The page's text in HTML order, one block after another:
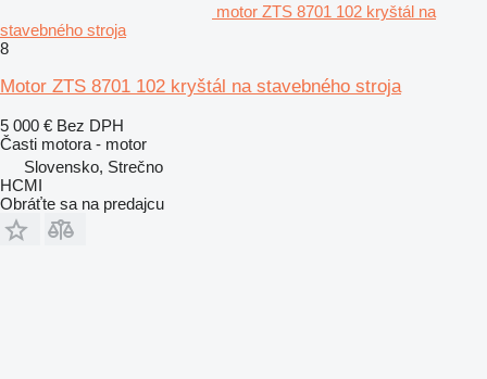
motor ZTS 8701 102 kryštál na
stavebného stroja
8
Motor ZTS 8701 102 kryštál na stavebného stroja
5 000 € Bez DPH
Časti motora - motor
Slovensko, Strečno
HCMI
Obráťte sa na predajcu